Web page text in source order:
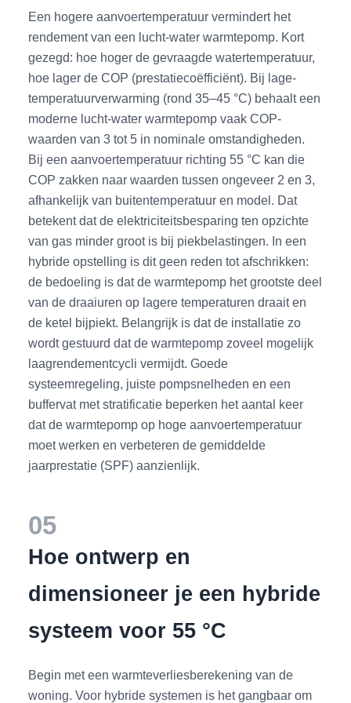
Een hogere aanvoertemperatuur vermindert het
rendement van een lucht-water warmtepomp. Kort
gezegd: hoe hoger de gevraagde watertemperatuur,
hoe lager de COP (prestatiecoëfficiënt). Bij lage-
temperatuurverwarming (rond 35–45 °C) behaalt een
moderne lucht-water warmtepomp vaak COP-
waarden van 3 tot 5 in nominale omstandigheden.
Bij een aanvoertemperatuur richting 55 °C kan die
COP zakken naar waarden tussen ongeveer 2 en 3,
afhankelijk van buitentemperatuur en model. Dat
betekent dat de elektriciteitsbesparing ten opzichte
van gas minder groot is bij piekbelastingen. In een
hybride opstelling is dit geen reden tot afschrikken:
de bedoeling is dat de warmtepomp het grootste deel
van de draaiuren op lagere temperaturen draait en
de ketel bijpiekt. Belangrijk is dat de installatie zo
wordt gestuurd dat de warmtepomp zoveel mogelijk
laagrendementcycli vermijdt. Goede
systeemregeling, juiste pompsnelheden en een
buffervat met stratificatie beperken het aantal keer
dat de warmtepomp op hoge aanvoertemperatuur
moet werken en verbeteren de gemiddelde
jaarprestatie (SPF) aanzienlijk.
05
Hoe ontwerp en
dimensioneer je een hybride
systeem voor 55 °C
Begin met een warmteverliesberekening van de
woning. Voor hybride systemen is het gangbaar om